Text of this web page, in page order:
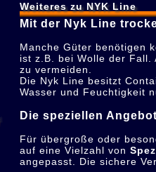
Weiteres zu NYK Line
Mit der Nyk Line
Manche Güter benötigen
ist z.B. bei Wolle der Fall.
zu vermeiden.
Die Nyk Line besitzt
Wasser und Feuchtigkeit
Die speziellen
Für übergroße oder
auf eine Vielzahl von
angepasst. Die sichere